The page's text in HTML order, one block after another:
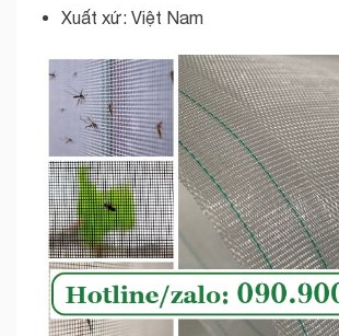
Xuất xứ: Việt Nam